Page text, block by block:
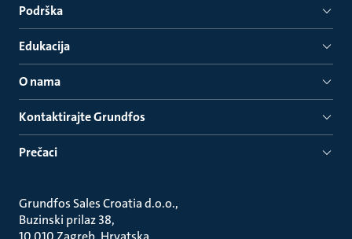
Podrška
Edukacija
O nama
Kontaktirajte Grundfos
Prečaci
Grundfos Sales Croatia d.o.o.
Buzinski prilaz 38